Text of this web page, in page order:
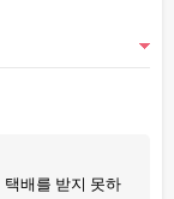
택배를 받지 못하